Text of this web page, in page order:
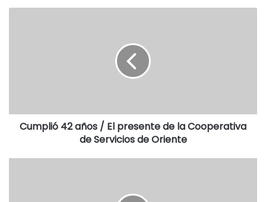
Cumplió 42 años / El presente de la Cooperativa
de Servicios de Oriente